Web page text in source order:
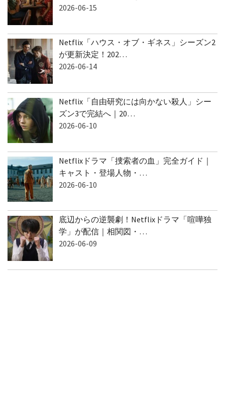
2026-06-15
Netflix「ハウス・オブ・ギネス」シーズン2
が更新決定！202…
2026-06-14
Netflix「自由研究には向かない殺人」シー
ズン3で完結へ｜20…
2026-06-10
Netflixドラマ「捜索者の血」完全ガイド｜
キャスト・登場人物・…
2026-06-10
底辺からの逆襲劇！Netflixドラマ「喧嘩独
学」が配信｜相関図・…
2026-06-09